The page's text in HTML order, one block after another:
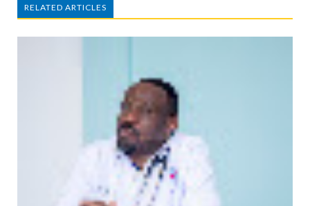
RELATED ARTICLES